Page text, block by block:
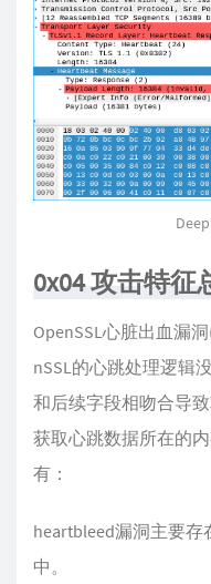
0x04 攻击特征
OpenSSL心脏出血漏
nSSL的心跳处理逻辑
和后续字段相吻合导
获取心跳数据所在的
有：
heartbleed漏洞主要存
中。